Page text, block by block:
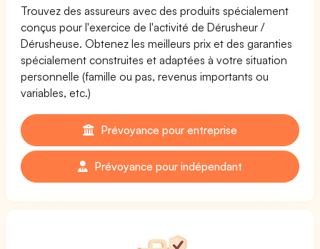
Trouvez des assureurs avec des produits spécialement
conçus pour l'exercice de l'activité de Dérusheur /
Dérusheuse. Obtenez les meilleurs prix et des garanties
spécialement construites et adaptées à votre situation
personnelle (famille ou pas, revenus importants ou
variables, etc.)
Prévoyance pour entreprise
Prévoyance pour indépendant